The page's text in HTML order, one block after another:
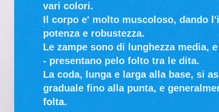
vari colori.
Il corpo e' molto muscoloso, dando
potenza e robustezza.
Le zampe sono di lunghezza media,
- presentano pelo folto tra le dita.
La coda, lunga e larga alla base, si
graduale fino alla punta, e
folta.